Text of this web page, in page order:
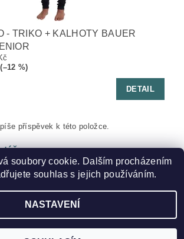
- TRIKO + KALHOTY BAUER
%)
DETAIL
příspěvek k této položce.
, všechna práva vyhrazena
soubory cookie. Dalším procházením
souhlas s jejich používáním.
NASTAVENÍ